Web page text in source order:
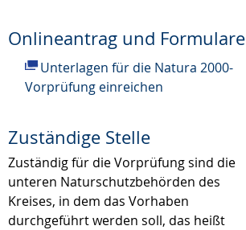
Onlineantrag und Formulare
Unterlagen für die Natura 2000-
Vorprüfung einreichen
Zuständige Stelle
Zuständig für die Vorprüfung sind die
unteren Naturschutzbehörden des
Kreises, in dem das Vorhaben
durchgeführt werden soll, das heißt